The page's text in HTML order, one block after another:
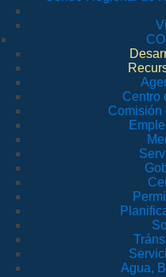
Centro
Comisión
Agua,